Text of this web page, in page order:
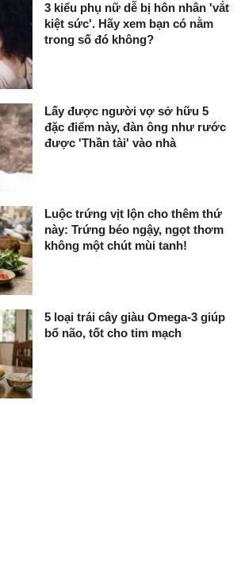
3 kiểu phụ nữ dễ bị hôn nhân 'vắt
kiệt sức'. Hãy xem bạn có nằm
trong số đó không?
Lấy được người vợ sở hữu 5
đặc điểm này, đàn ông như rước
được 'Thần tài' vào nhà
Luộc trứng vịt lộn cho thêm thứ
này: Trứng béo ngậy, ngọt thơm
không một chút mùi tanh!
5 loại trái cây giàu Omega-3 giúp
bổ não, tốt cho tim mạch